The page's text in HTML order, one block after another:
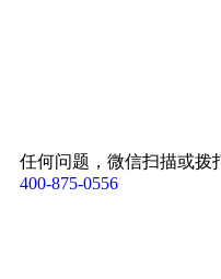
任何问题，微信扫描或拨
400-875-0556​